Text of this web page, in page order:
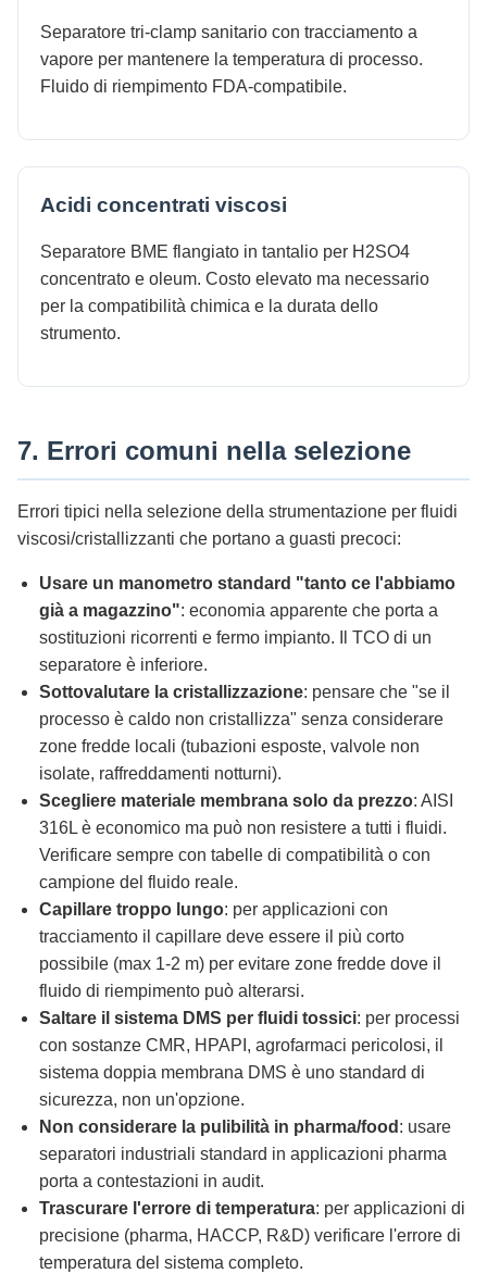
Separatore tri-clamp sanitario con tracciamento a
vapore per mantenere la temperatura di processo.
Fluido di riempimento FDA-compatibile.
Acidi concentrati viscosi
Separatore BME flangiato in tantalio per H2SO4
concentrato e oleum. Costo elevato ma necessario
per la compatibilità chimica e la durata dello
strumento.
7. Errori comuni nella selezione
Errori tipici nella selezione della strumentazione per fluidi
viscosi/cristallizzanti che portano a guasti precoci:
Usare un manometro standard "tanto ce l'abbiamo
già a magazzino": economia apparente che porta a
sostituzioni ricorrenti e fermo impianto. Il TCO di un
separatore è inferiore.
Sottovalutare la cristallizzazione: pensare che "se il
processo è caldo non cristallizza" senza considerare
zone fredde locali (tubazioni esposte, valvole non
isolate, raffreddamenti notturni).
Scegliere materiale membrana solo da prezzo: AISI
316L è economico ma può non resistere a tutti i fluidi.
Verificare sempre con tabelle di compatibilità o con
campione del fluido reale.
Capillare troppo lungo: per applicazioni con
tracciamento il capillare deve essere il più corto
possibile (max 1-2 m) per evitare zone fredde dove il
fluido di riempimento può alterarsi.
Saltare il sistema DMS per fluidi tossici: per processi
con sostanze CMR, HPAPI, agrofarmaci pericolosi, il
sistema doppia membrana DMS è uno standard di
sicurezza, non un'opzione.
Non considerare la pulibilità in pharma/food : usare
separatori industriali standard in applicazioni pharma
porta a contestazioni in audit.
Trascurare l'errore di temperatura: per applicazioni di
precisione (pharma, HACCP, R&D) verificare l'errore di
temperatura del sistema completo.